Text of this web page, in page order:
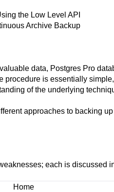
the Low Level API
Archive Backup
data, Postgres Pro
procedure is essentially
of the underlying
approaches to backing up
each is discussed
Home